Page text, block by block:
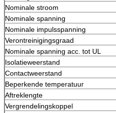
Nominale stroom
Nominale spanning
Nominale impulsspanning
Verontreinigingsgraad
Nominale spanning acc. tot UL
Isolatieweerstand
Contactweerstand
Beperkende temperatuur
Aftreklengte
Vergrendelingskoppel